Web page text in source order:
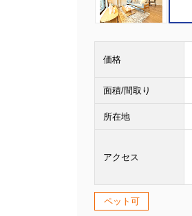
価格
面積/間取り
所在地
アクセス
ペット可